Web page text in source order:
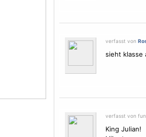
verfasst von
sieht klasse
verfasst von
King Julian!